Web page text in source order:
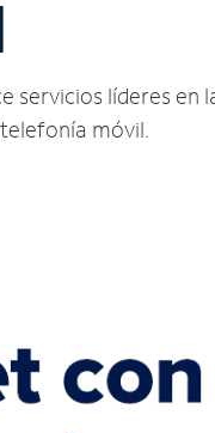
servicios líderes
móvil.